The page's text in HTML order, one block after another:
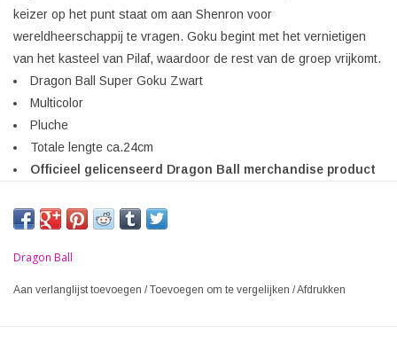
keizer op het punt staat om aan Shenron voor
wereldheerschappij te vragen. Goku begint met het vernietigen
van het kasteel van Pilaf, waardoor de rest van de groep vrijkomt.
Dragon Ball Super Goku Zwart
Multicolor
Pluche
Totale lengte ca.24cm
Officieel gelicenseerd Dragon Ball merchandise product
Dragon Ball
Aan verlanglijst toevoegen /Toevoegen om te vergelijken /Afdrukken